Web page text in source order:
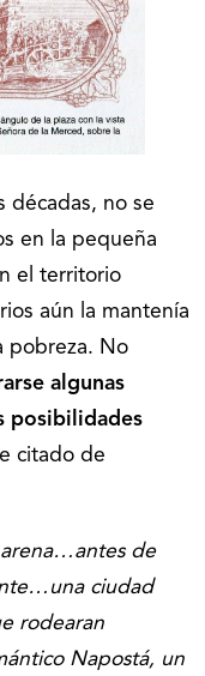
décadas, no se
en la pequeña
el territorio
aún la mantenía
pobreza. No
algunas
posibilidades
citado de
de
ciudad
rodearan
Napostá, un